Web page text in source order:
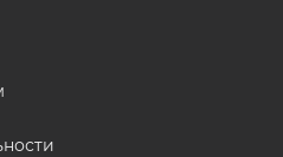
части будут